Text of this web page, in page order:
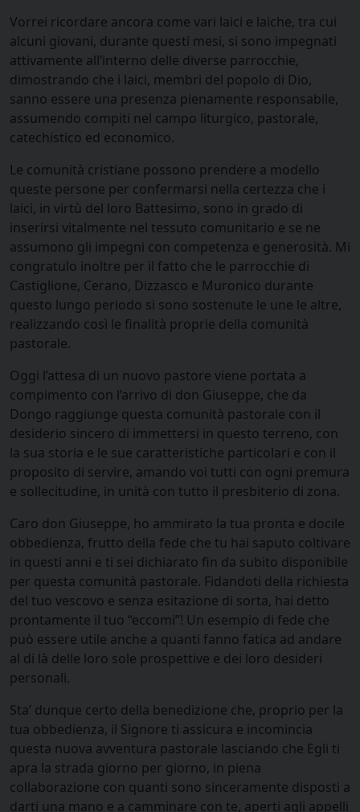
Vorrei ricordare ancora come vari laici e laiche, tra cui
alcuni giovani, durante questi mesi, si sono impegnati
attivamente all’interno delle diverse parrocchie,
dimostrando che i laici, membri del popolo di Dio,
sanno essere una presenza pienamente responsabile,
assumendo compiti nel campo liturgico, pastorale,
catechistico ed economico.
Le comunità cristiane possono prendere a modello
queste persone per confermarsi nella certezza che i
laici, in virtù del loro Battesimo, sono in grado di
inserirsi vitalmente nel tessuto comunitario e se ne
assumono gli impegni con competenza e generosità. Mi
congratulo inoltre per il fatto che le parrocchie di
Castiglione, Cerano, Dizzasco e Muronico durante
questo lungo periodo si sono sostenute le une le altre,
realizzando così le finalità proprie della comunità
pastorale.
Oggi l’attesa di un nuovo pastore viene portata a
compimento con l’arrivo di don Giuseppe, che da
Dongo raggiunge questa comunità pastorale con il
desiderio sincero di immettersi in questo terreno, con
la sua storia e le sue caratteristiche particolari e con il
proposito di servire, amando voi tutti con ogni premura
e sollecitudine, in unità con tutto il presbiterio di zona.
Caro don Giuseppe, ho ammirato la tua pronta e docile
obbedienza, frutto della fede che tu hai saputo coltivare
in questi anni e ti sei dichiarato fin da subito disponibile
per questa comunità pastorale. Fidandoti della richiesta
del tuo vescovo e senza esitazione di sorta, hai detto
prontamente il tuo “eccomi”! Un esempio di fede che
può essere utile anche a quanti fanno fatica ad andare
al di là delle loro sole prospettive e dei loro desideri
personali.
Sta’ dunque certo della benedizione che, proprio per la
tua obbedienza, il Signore ti assicura e incomincia
questa nuova avventura pastorale lasciando che Egli ti
apra la strada giorno per giorno, in piena
collaborazione con quanti sono sinceramente disposti a
darti una mano e a camminare con te, aperti agli appelli